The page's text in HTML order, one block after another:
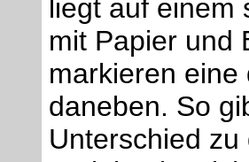
liegt auf einem
mit Papier und
markieren
daneben. So
Unterschied